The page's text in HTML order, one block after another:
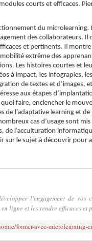
courts et efficaces.
du microlearning.
des collaborateurs. Il
et pertinents. Il
extrême des
Les histoires courtes et
à impact, les infograpies,
de textes et d’images,
aux étapes
faire, enclencher le
de l’adaptative learning et
cas d’usage sont
de l’acculturation
sur le sujet à découvrir pour
l'engagement de vos
ligne et les rendre efficaces et